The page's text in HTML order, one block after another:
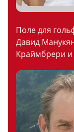
Поле для
Давид
Краймбрери